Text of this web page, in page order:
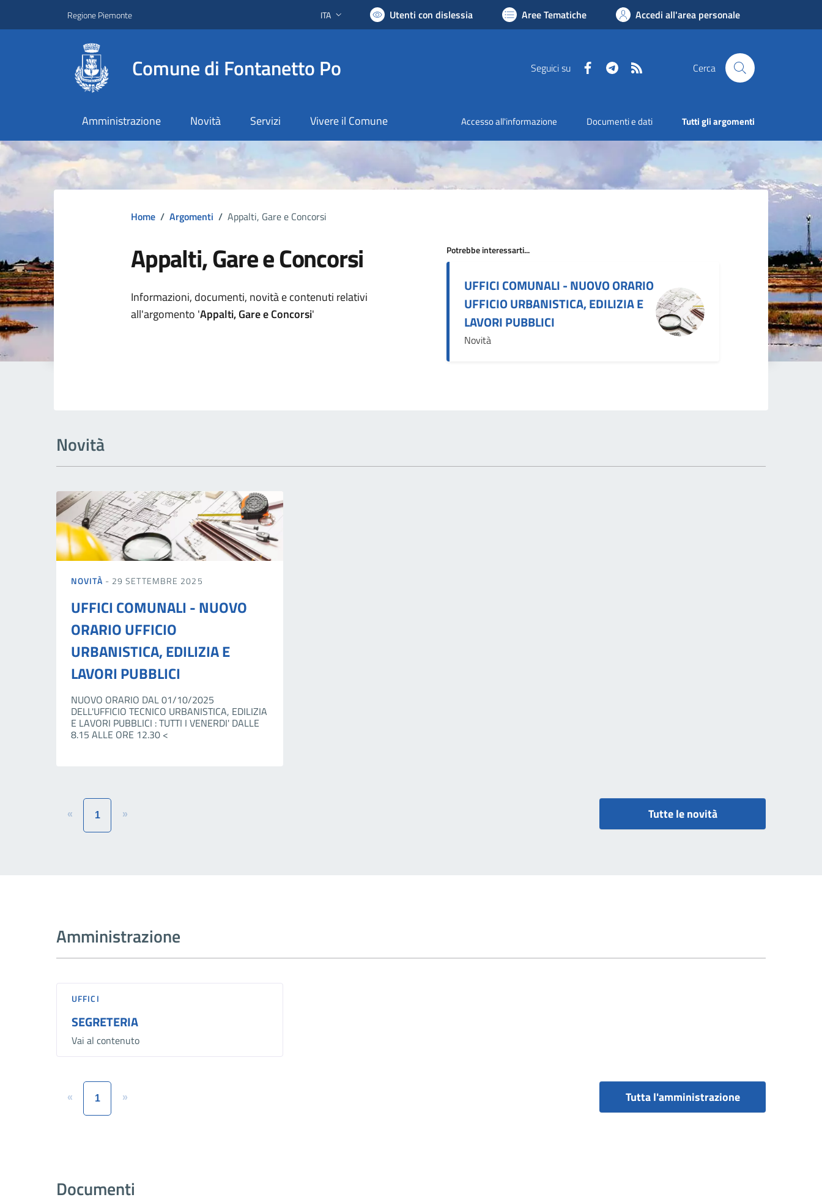
Regione Piemonte Lingua attiva:
ITA Utenti con dislessia Aree Tematiche Accedi all'area personale
Comune di Fontanetto Po Seguici su FacebookTelegram Cerca
Amministrazione Novità Servizi Vivere il Comune Accesso all'informazione Documenti e dati Tutti gli argomenti
Home / Argomenti / Appalti, Gare e Concorsi
Appalti, Gare e Concorsi
Dettagli argomento
Informazioni, documenti, novità e contenuti relativi
all'argomento 'Appalti, Gare e Concorsi'
Potrebbe interessarti...
UFFICI COMUNALI - NUOVO ORARIO
UFFICIO URBANISTICA, EDILIZIA E
LAVORI PUBBLICI
Novità
Novità
NOVITÀ - 29 SETTEMBRE 2025
UFFICI COMUNALI - NUOVO
ORARIO UFFICIO
URBANISTICA, EDILIZIA E
LAVORI PUBBLICI
NUOVO ORARIO DAL 01/10/2025
DELL'UFFICIO TECNICO URBANISTICA, EDILIZIA
E LAVORI PUBBLICI : TUTTI I VENERDI' DALLE
8.15 ALLE ORE 12.30 <
« 1 » Tutte le novità
Amministrazione
UFFICI
SEGRETERIA
Vai al contenuto
« 1 » Tutta l'amministrazione
Documenti